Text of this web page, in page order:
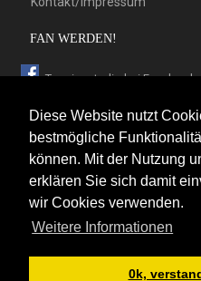
Diese Website nutzt
bestmögliche
können. Mit der Nutzung
erklären Sie sich damit
wir Cookies verwenden.
Weitere Informationen
0k,
FAN WERDEN!
Trauringstudio bei Facebook
Trauringstudio bei Twitter
Trauringstudio bei Pinterest
Trauringstudio bei flickr
Trauringstudio|Trauringe|
News|